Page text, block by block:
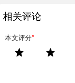
相关评论
本文评分*